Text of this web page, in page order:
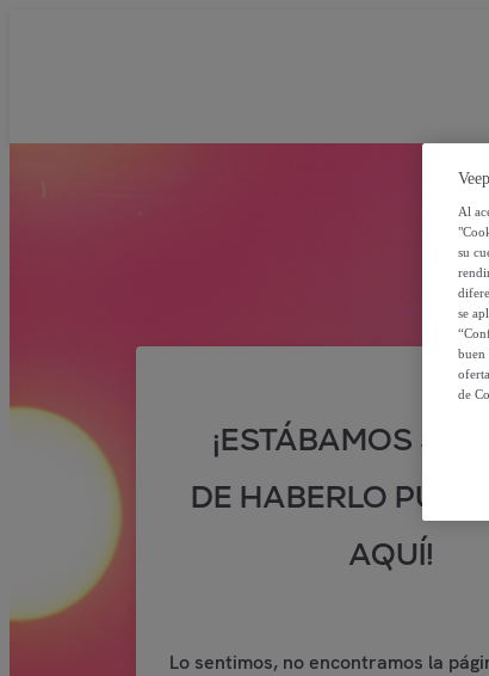
¡ESTÁBAMOS
DE HABERLO
AQUÍ!
Lo sentimos, no encontramos la
Al
su
se
buen
de